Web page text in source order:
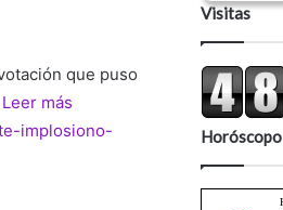
que puso
Leer más
implosiono-
Visitas
Horóscopo